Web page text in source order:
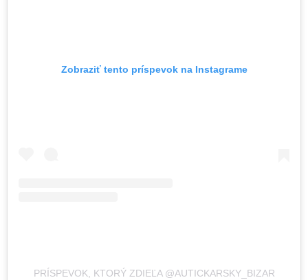
Zobraziť tento príspevok na Instagrame
PRÍSPEVOK, KTORÝ ZDIEĽA @AUTICKARSKY_BIZAR